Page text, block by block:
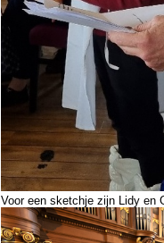
Voor een sketchje zijn Lidy en